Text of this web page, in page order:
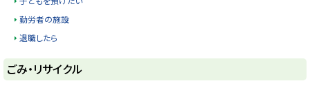
勤労者の施設
退職したら
ト
ッ
ごみ・リサイクル